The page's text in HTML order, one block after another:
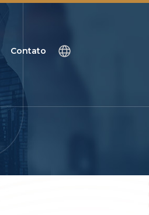
Contato